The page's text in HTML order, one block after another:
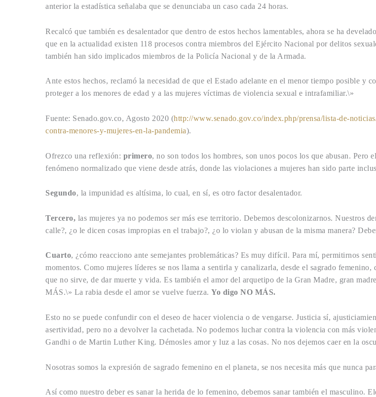
anterior la estadística señalaba que se denunciaba un caso cada 24 horas.
Recalcó que también es desalentador que dentro de estos hechos lamentables, ahora se ha
que en la actualidad existen 118 procesos contra miembros del Ejército Nacional por delitos
también han sido implicados miembros de la Policía Nacional y de la Armada.
Ante estos hechos, reclamó la necesidad de que el Estado adelante en el menor tiempo posible y
proteger a los menores de edad y a las mujeres víctimas de violencia sexual e intrafamiliar.\»
Fuente: Senado.gov.co, Agosto 2020 (http://www.senado.gov.co/index.php/prensa/lista-de-
contra-menores-y-mujeres-en-la-pandemia).
Ofrezco una reflexión: primero, no son todos los hombres, son unos pocos los que abusan. Pero
fenómeno normalizado que viene desde atrás, donde las violaciones a mujeres han sido parte
Segundo, la impunidad es altísima, lo cual, en sí, es otro factor desalentador.
Tercero, las mujeres ya no podemos ser más ese territorio. Debemos descolonizarnos. Nuestros
calle?, ¿o le dicen cosas impropias en el trabajo?, ¿o lo violan y abusan de la misma manera?
Cuarto, ¿cómo reacciono ante semejantes problemáticas? Es muy difícil. Para mí, permitirnos
momentos. Como mujeres líderes se nos llama a sentirla y canalizarla, desde el sagrado
que no sirve, de dar muerte y vida. Es también el amor del arquetipo de la Gran Madre, gran
MÁS.\» La rabia desde el amor se vuelve fuerza. Yo digo NO MÁS.
Esto no se puede confundir con el deseo de hacer violencia o de vengarse. Justicia sí,
asertividad, pero no a devolver la cachetada. No podemos luchar contra la violencia con más
Gandhi o de Martin Luther King. Démosles amor y luz a las cosas. No nos dejemos caer en la
Nosotras somos la expresión de sagrado femenino en el planeta, se nos necesita más que nunca
Así como nuestro deber es sanar la herida de lo femenino, debemos sanar también el masculino.